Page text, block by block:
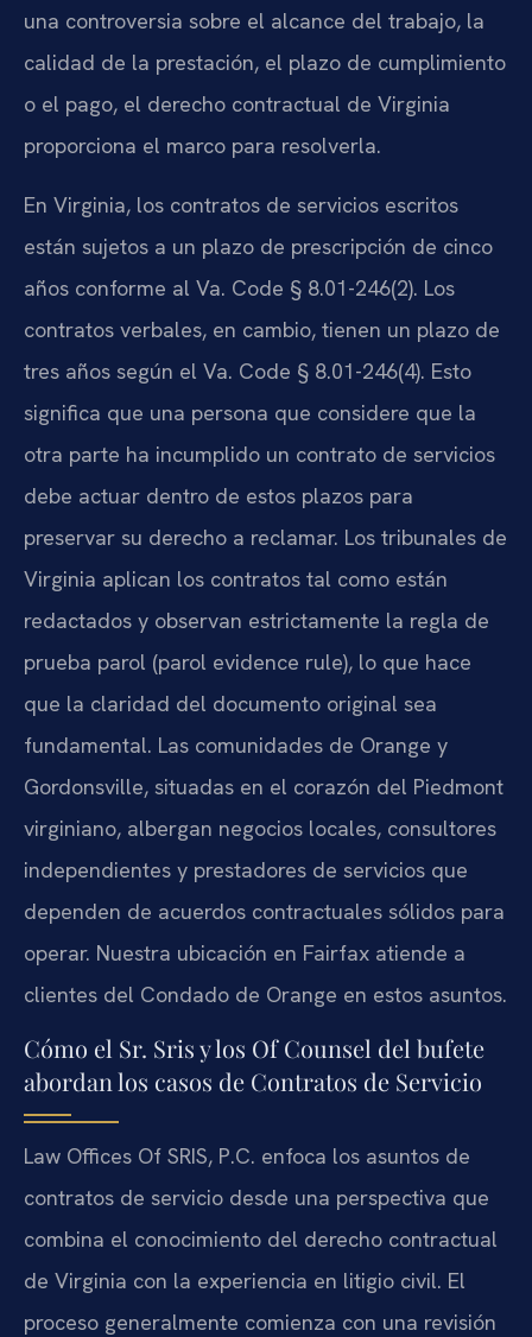
una controversia sobre el alcance del trabajo, la
calidad de la prestación, el plazo de cumplimiento
o el pago, el derecho contractual de Virginia
proporciona el marco para resolverla.
En Virginia, los contratos de servicios escritos
están sujetos a un plazo de prescripción de cinco
años conforme al Va. Code § 8.01-246(2). Los
contratos verbales, en cambio, tienen un plazo de
tres años según el Va. Code § 8.01-246(4). Esto
significa que una persona que considere que la
otra parte ha incumplido un contrato de servicios
debe actuar dentro de estos plazos para
preservar su derecho a reclamar. Los tribunales de
Virginia aplican los contratos tal como están
redactados y observan estrictamente la regla de
prueba parol (parol evidence rule), lo que hace
que la claridad del documento original sea
fundamental. Las comunidades de Orange y
Gordonsville, situadas en el corazón del Piedmont
virginiano, albergan negocios locales, consultores
independientes y prestadores de servicios que
dependen de acuerdos contractuales sólidos para
operar. Nuestra ubicación en Fairfax atiende a
clientes del Condado de Orange en estos asuntos.
Cómo el Sr. Sris y los Of Counsel del bufete
abordan los casos de Contratos de Servicio
Law Offices Of SRIS, P.C. enfoca los asuntos de
contratos de servicio desde una perspectiva que
combina el conocimiento del derecho contractual
de Virginia con la experiencia en litigio civil. El
proceso generalmente comienza con una revisión